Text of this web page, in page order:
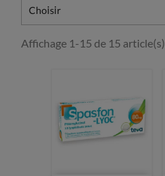
Choisir
Affichage 1-15 de 15 article(s)